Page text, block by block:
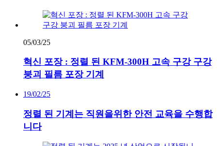
05/03/25
혁신 포장 : 정렬 된 KFM-300H 고속 구강 구강
붕괴 필름 포장 기계
19/02/25
정렬 된 기계는 직원을위한 안전 교육을 수행합
니다